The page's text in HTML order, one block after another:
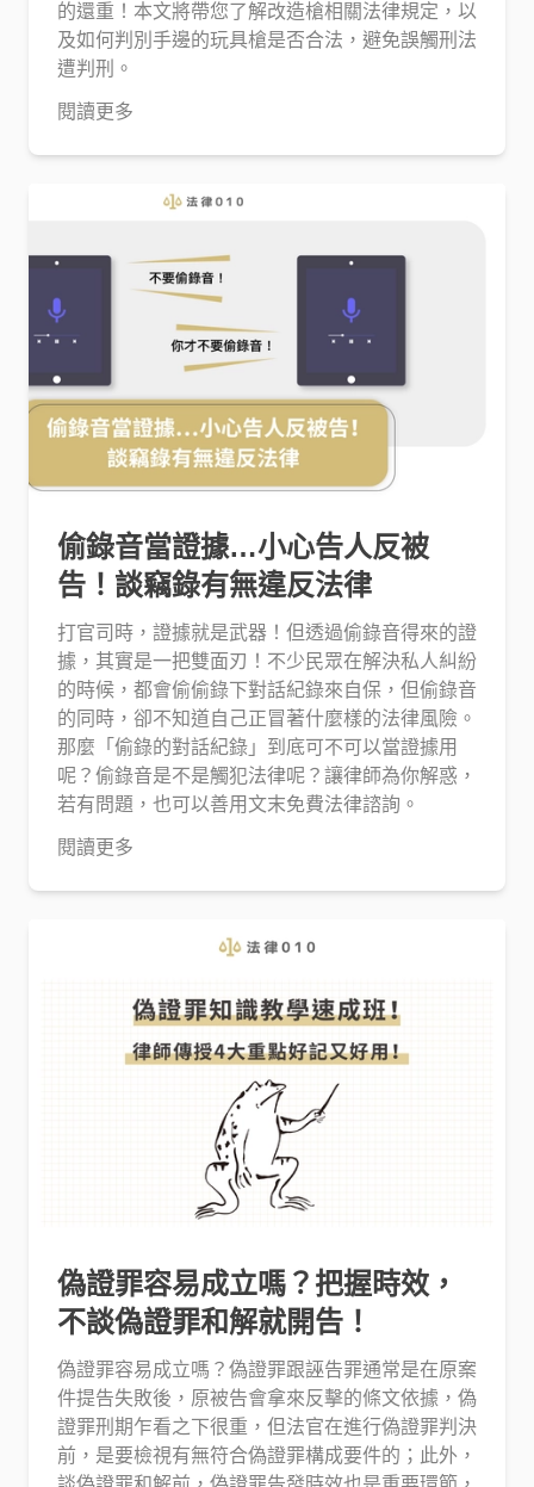
的還重！本文將帶您了解改造槍相關法律規定，以
及如何判別手邊的玩具槍是否合法，避免誤觸刑法
遭判刑。
閱讀更多
偷錄音當證據…小心告人反被
告！談竊錄有無違反法律
打官司時，證據就是武器！但透過偷錄音得來的證
據，其實是一把雙面刃！不少民眾在解決私人糾紛
的時候，都會偷偷錄下對話紀錄來自保，但偷錄音
的同時，卻不知道自己正冒著什麼樣的法律風險。
那麼「偷錄的對話紀錄」到底可不可以當證據用
呢？偷錄音是不是觸犯法律呢？讓律師為你解惑，
若有問題，也可以善用文末免費法律諮詢。
閱讀更多
偽證罪容易成立嗎？把握時效，
不談偽證罪和解就開告！
偽證罪容易成立嗎？偽證罪跟誣告罪通常是在原案
件提告失敗後，原被告會拿來反擊的條文依據，偽
證罪刑期乍看之下很重，但法官在進行偽證罪判決
前，是要檢視有無符合偽證罪構成要件的；此外，